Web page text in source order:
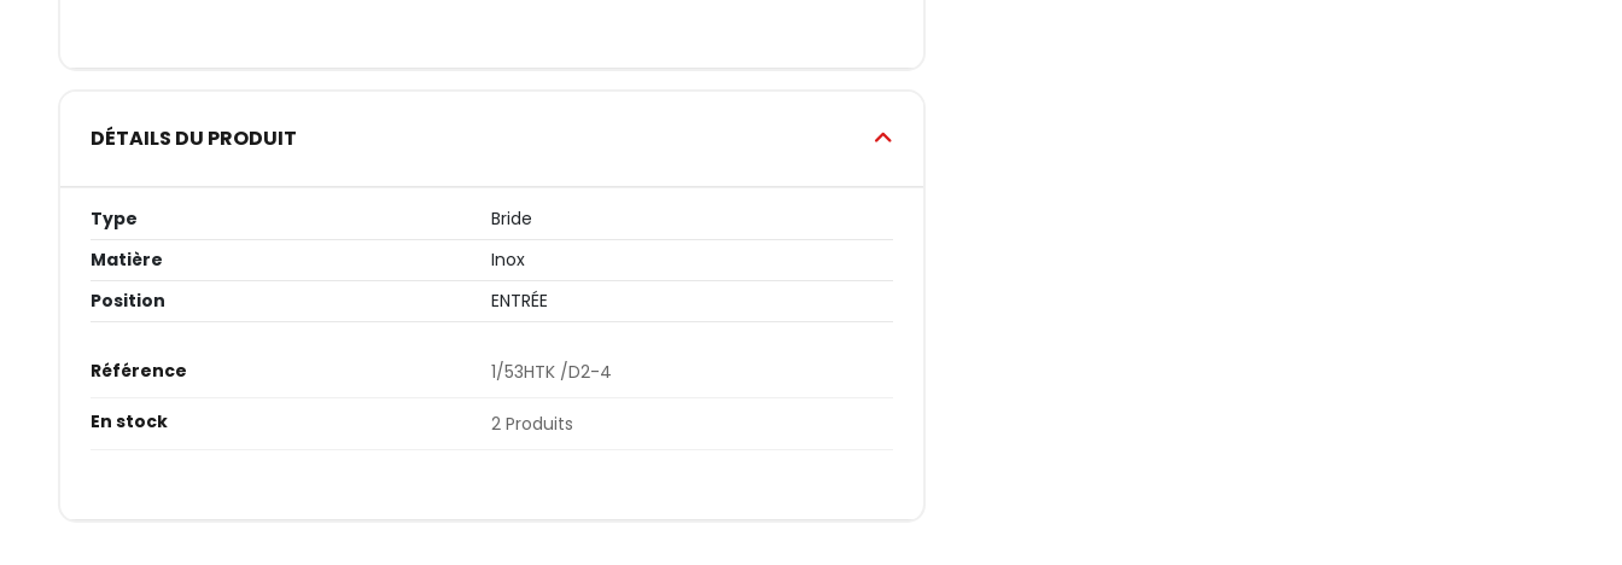
DÉTAILS DU PRODUIT
Type
Bride
Matière
Inox
Position
ENTRÉE
Référence 1/53HTK /D2-4
En stock 2 Produits